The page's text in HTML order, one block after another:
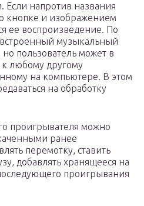
напротив названия
кнопке и изображением
ее воспроизведение. По
музыкальный
пользователь может в
к любому другому
на компьютере. В этом
на обработку
проигрывателя можно
ранее
перемотку, ставить
добавлять хранящееся на
проигрывания